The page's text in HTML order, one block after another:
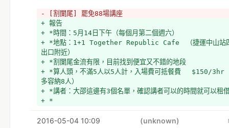
- [割闌尾] 罷免88場講座
+ 報告
+ *時間：5月14日下午（每個月第二個週六）
+ *地點：1+1 Together Republic Cafe　（捷運中山站
出口附近）
+ *割闌尾金流有限，目前找到便宜又不錯的地段
+ *算人頭，不滿5人以5人計，入場費可抵餐費　 $150/3hr
多容納8人）
+ *講者：大邵這邊有3個名單，確認講者可以的時間就可以租
+ *
+
2016-05-04 10:09 (unknown)